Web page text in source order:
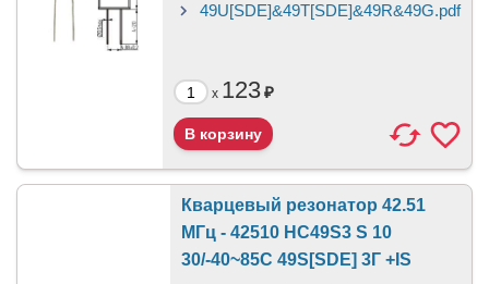
49U[SDE]&49T[SDE]&49R&49G.pdf
x 123₽
Кварцевый резонатор 42.51
МГц - 42510 HC49S3 S 10
30/-40~85C 49S[SDE] 3Г +IS